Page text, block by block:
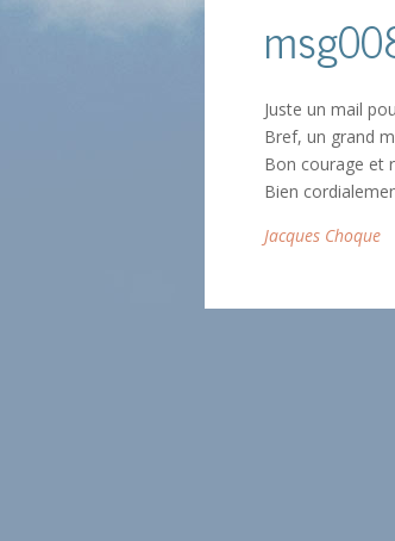
Juste un mail
Bref, un grand
Bon courage et
Bien
Jacques Choque